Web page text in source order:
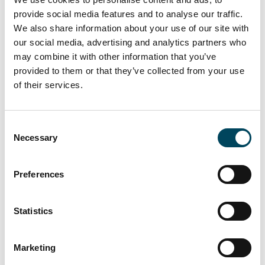
provide social media features and to analyse our traffic.
We also share information about your use of our site with
our social media, advertising and analytics partners who
may combine it with other information that you’ve
provided to them or that they’ve collected from your use
of their services.
Selection
Necessary
Preferences
Statistics
Marketing
Xavier Jongen, Managing Director CRIM,fügt
hinzu:"Durch das Investment können wir das
Portfolio des CER III weiter diversifizieren.
Nach der Marktkorrektur in den
vergangenen 18 bis 24 Monaten sehen wir
eine Stabilisierung. Die nachlassende
Investments in neuwertige, ESG-konforme
Über die Catella Residential Investment
Catella hat 2007 seinen ersten europäischen
legte im Jahr 2013 darüber hinaus den